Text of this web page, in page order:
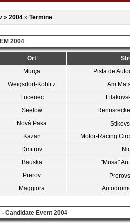
» 2004 » Termine
2004
Ort
Murça
Pista de
Weigsdorf-Köblitz
Am
Lucenec
Seelow
Nová Paka
Kazan
Motor-Racing
Dmitrov
Bauska
"Musa"
Prerov
Maggiora
Candidate Event 2004